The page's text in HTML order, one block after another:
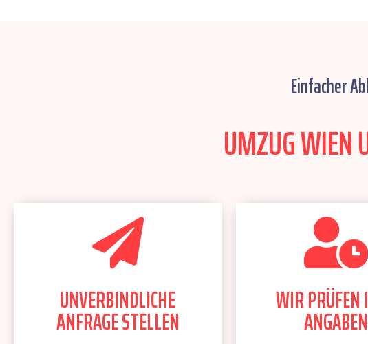
Einfacher
UMZUG WIEN
UNVERBINDLICHE
ANFRAGE STELLEN
WIR PRÜFEN
ANGABEN